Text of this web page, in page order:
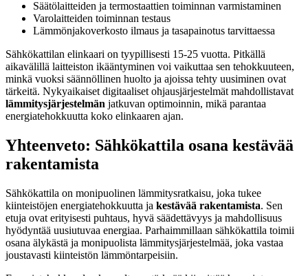
Säätölaitteiden ja termostaattien toiminnan varmistaminen
Varolaitteiden toiminnan testaus
Lämmönjakoverkosto ilmaus ja tasapainotus tarvittaessa
Sähkökattilan elinkaari on tyypillisesti 15-25 vuotta. Pitkällä
aikavälillä laitteiston ikääntyminen voi vaikuttaa sen tehokkuuteen,
minkä vuoksi säännöllinen huolto ja ajoissa tehty uusiminen ovat
tärkeitä. Nykyaikaiset digitaaliset ohjausjärjestelmät mahdollistavat
lämmitysjärjestelmän jatkuvan optimoinnin, mikä parantaa
energiatehokkuutta koko elinkaaren ajan.
Yhteenveto: Sähkökattila osana kestävää
rakentamista
Sähkökattila on monipuolinen lämmitysratkaisu, joka tukee
kiinteistöjen energiatehokkuutta ja kestävää rakentamista. Sen
etuja ovat erityisesti puhtaus, hyvä säädettävyys ja mahdollisuus
hyödyntää uusiutuvaa energiaa. Parhaimmillaan sähkökattila toimii
osana älykästä ja monipuolista lämmitysjärjestelmää, joka vastaa
joustavasti kiinteistön lämmöntarpeisiin.